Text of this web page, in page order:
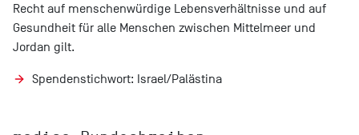
Recht auf menschenwürdige Lebensverhältnisse und auf
Gesundheit für alle Menschen zwischen Mittelmeer und
Jordan gilt.
Spendenstichwort: Israel/Palästina